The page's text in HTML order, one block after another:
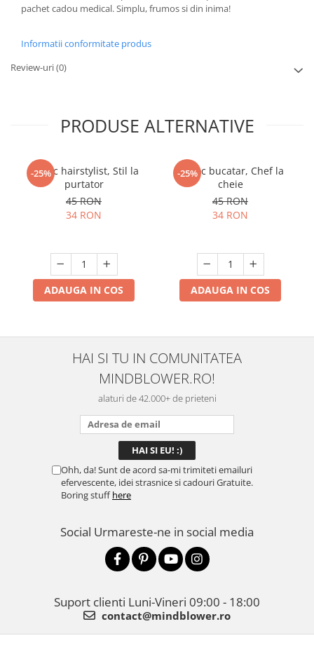
pachet cadou medical. Simplu, frumos si din inima!
Informatii conformitate produs
Review-uri(0)
PRODUSE ALTERNATIVE
-25%
Breloc hairstylist, Stil la
purtator
45 RON
34 RON
ADAUGA IN COS
-25%
Breloc bucatar, Chef la
cheie
45 RON
34 RON
ADAUGA IN COS
HAI SI TU IN COMUNITATEA
MINDBLOWER.RO!
alaturi de 42.000+ de prieteni
Ohh, da! Sunt de acord sa-mi trimiteti emailuri
efervescente, idei strasnice si cadouri Gratuite.
Boring stuffhere
Social Urmareste-ne in social media
Suport clienti Luni-Vineri 09:00 - 18:00
contact@mindblower.ro